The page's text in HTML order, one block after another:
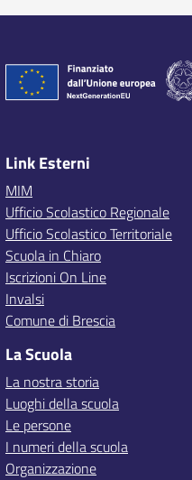
Link Esterni
MIM
Ufficio Scolastico Regionale
Ufficio Scolastico Territoriale
Scuola in Chiaro
Iscrizioni On Line
Invalsi
Comune di Brescia
La Scuola
La nostra storia
Luoghi della scuola
Le persone
I numeri della scuola
Organizzazione